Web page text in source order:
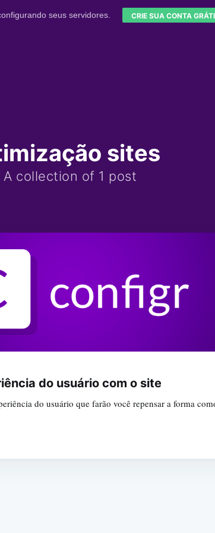
seus servidores. CRIE SUA CONTA
sites
A collection of 1 post
do usuário com o site
do usuário que farão você repensar a forma